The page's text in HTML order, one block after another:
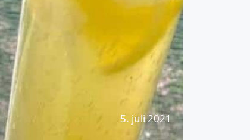
5. juli 2021